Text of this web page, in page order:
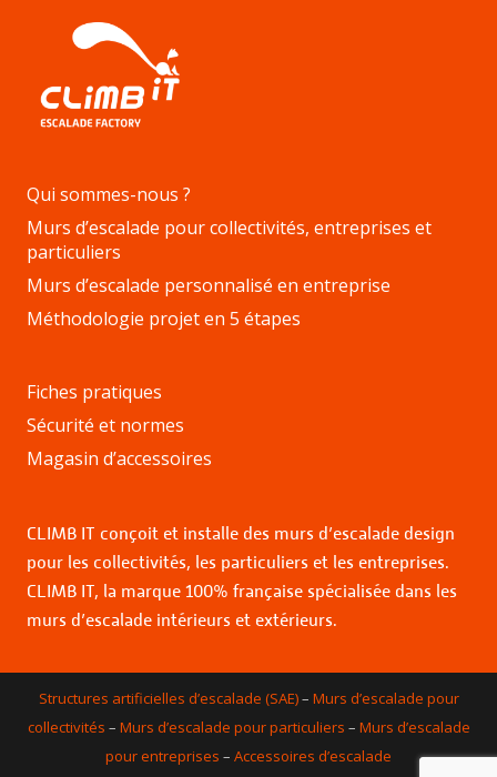
Qui sommes-nous ?
Murs d’escalade pour collectivités, entreprises et
particuliers
Murs d’escalade personnalisé en entreprise
Méthodologie projet en 5 étapes
Fiches pratiques
Sécurité et normes
Magasin d’accessoires
CLIMB IT conçoit et installe des murs d’escalade design
pour les collectivités, les particuliers et les entreprises.
CLIMB IT, la marque 100% française spécialisée dans les
murs d’escalade intérieurs et extérieurs.
Structures artificielles d’escalade (SAE)– Murs d’escalade pour
collectivités – Murs d’escalade pour particuliers – Murs d’escalade
pour entreprises – Accessoires d’escalade